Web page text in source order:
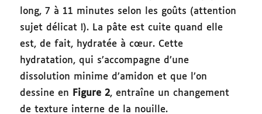
long, 7 à 11 minutes selon les goûts (attention
sujet délicat !). La pâte est cuite quand elle
est, de fait, hydratée à cœur. Cette
hydratation, qui s’accompagne d’une
dissolution minime d’amidon et que l’on
dessine en
Figure 2, entraîne un changement
de texture interne de la nouille.